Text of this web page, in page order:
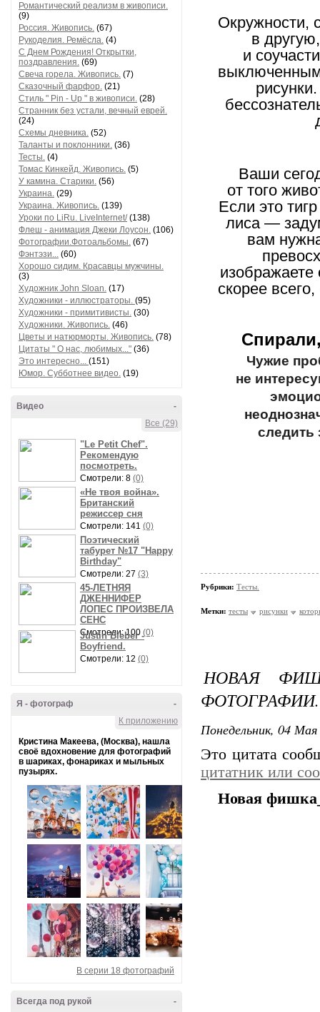
Романтический реализм в живописи.
(9)
Россия. Живопись. (67)
Рукоделия. Ремёсла. (4)
С Днем Рождения! Открытки,
поздравления. (69)
Свеча горела. Живопись. (7)
Сказочный фарфор. (21)
Стиль " Pin - Up " в живописи. (28)
Странник без устали, вечный еврей.
(24)
Схемы дневника. (52)
Таланты и поклонники. (36)
Тесты. (4)
Томас Кинкейд. Живопись. (5)
У камина. Старики. (56)
Украина. (29)
Украина. Живопись. (139)
Уроки по LiRu. LiveInternet/(138)
Флеш - анимация Джеки Лоусон. (106)
Фотографии.Фотоальбомы. (67)
Фэнтэзи... (60)
Хорошо сидим. Красавцы мужчины.
(3)
Художник John Sloan. (17)
Художники - иллюстраторы. (95)
Художники - примитивисты. (30)
Художники. Живопись. (46)
Цветы и натюрморты. Живопись. (78)
Цитаты " О нас, любимых..." (36)
Это интересно... (151)
Юмор. Субботнее видео. (19)
-
Видео
Все (29)
"Le Petit Chef".
Рекомендую
посмотреть.
Смотрели: 8 (0)
«Не твоя война».
Британский
режиссер сня
Смотрели: 141 (0)
Поэтический
табурет №17 "Happy
Birthday"
Смотрели: 27 (3)
45-ЛЕТНЯЯ
ДЖЕННИФЕР
ЛОПЕС ПРОИЗВЕЛА
СЕНС
Смотрели: 100 (0)
Justin Bieber -
Boyfriend.
Смотрели: 12 (0)
-
Я - фотограф
К приложению
Кристина Макеева, (Москва), нашла
своё вдохновение для фотографий
в шариках, фонариках и мыльных
пузырях.
В серии 18 фотографий
-
Всегда под рукой
Окружности,
в
и
Ваши
от того
Если это
лиса —
вам
изображаете
скорее
Чужие
не
следить
Рубрики: Тесты.
Метки: тесты рисунки
НОВАЯ
ФОТОГРАФИИ.
Понедельник, 04
Это цитата
цитатник или
Новая